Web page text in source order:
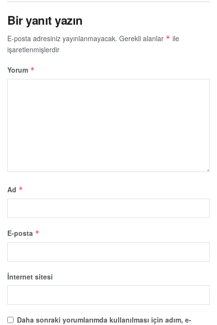
Bir yanıt yazın
E-posta adresiniz yayınlanmayacak. Gerekli alanlar * ile
işaretlenmişlerdir
Yorum *
Ad *
E-posta *
İnternet sitesi
Daha sonraki yorumlarımda kullanılması için adım, e-